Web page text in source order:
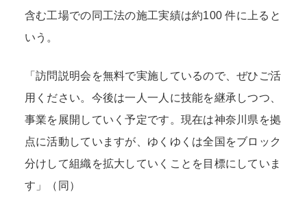
含む工場での同工法の施工実績は約100 件に上ると
いう。
「訪問説明会を無料で実施しているので、ぜひご活
用ください。今後は一人一人に技能を継承しつつ、
事業を展開していく予定です。現在は神奈川県を拠
点に活動していますが、ゆくゆくは全国をブロック
分けして組織を拡大していくことを目標にしていま
す」（同）